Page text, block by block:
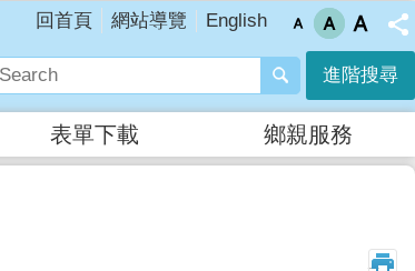
回首頁 網站導覽 English
進階搜尋
表單下載 鄉親服務
_